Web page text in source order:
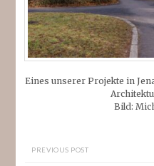
Eines unserer Projekte in
Bild:
PREVIOUS POST